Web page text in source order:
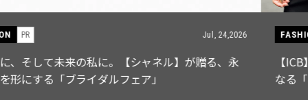
FASHION Jul, 15,2026
【ICB】人気インフルエンサーと共同制作! 週5で着たく
なる「名品ブラウス」２選